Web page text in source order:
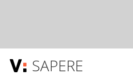
SAPERE